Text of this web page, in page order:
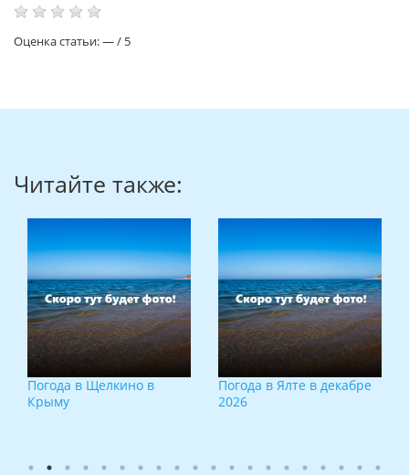
Оценка статьи:—/ 5
Читайте также:
Погода в Щелкино в
Крыму
Погода в Ялте в декабре
2026